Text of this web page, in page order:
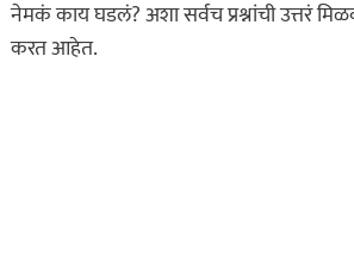
नेमकं काय घडलं? अशा सर्वच प्रश्नांची उत्तरं
करत आहेत.